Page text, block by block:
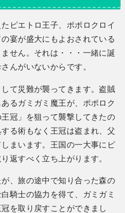
ピエトロ王子、ポポロクロイ
宴が盛大にもよおされている
せん。それは・・・一緒に誕
んがいないからです。
て災難が襲ってきます。盗賊
るガミガミ魔王が、ポポロク
冠」を狙って襲撃してきたの
る術もなく王冠は盗まれ、父
まいます。王国の一大事にピ
返すべく立ち上がります。
、旅の途中で知り合った森の
騎士の協力を得て、ガミガミ
を取り戻すことができまし